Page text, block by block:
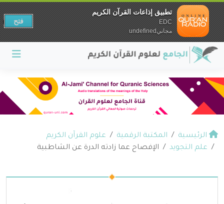
الرئيسية المكتبة الرقمية
علوم القرآن الكريم
علم التجويد
الإفصاح عما زادته الدرة عن الشاطبية
تطبيق إذاعات القرآن الكريم
EDC
مجانيundefined
فتح